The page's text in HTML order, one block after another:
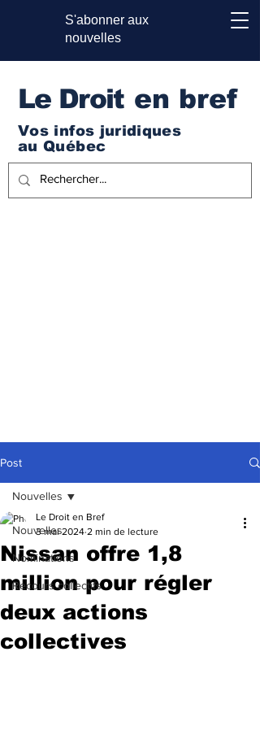
S'abonner aux
nouvelles
Le Droit en bref
Vos infos juridiques
au Québec
Post
Nouvelles
Nominations
Recours collectifs
Nouvelles
Nissan offre 1,8
million pour régler
deux actions
collectives
Le Droit en Bref
3 mai 2024 2 min de lecture